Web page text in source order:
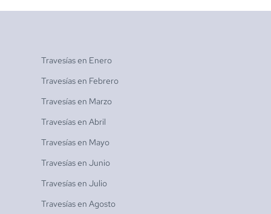
Travesías en Enero
Travesías en Febrero
Travesías en Marzo
Travesías en Abril
Travesías en Mayo
Travesías en Junio
Travesías en Julio
Travesías en Agosto